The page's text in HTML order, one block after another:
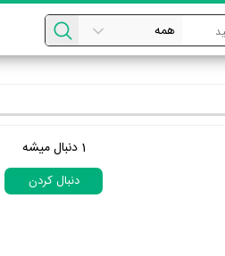
1 دنبال میشه
دنبال کردن